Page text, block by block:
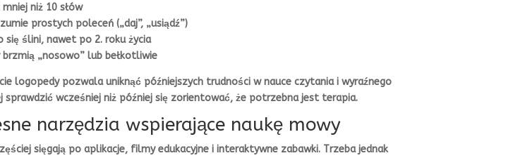
niż 10 słów
prostych poleceń („daj”, „usiądź”)
się ślini, nawet po 2. roku życia
brzmią „nosowo” lub bełkotliwie
logopedy pozwala uniknąć późniejszych trudności w nauce czytania i wyraźnego
sprawdzić wcześniej niż później się zorientować, że potrzebna jest terapia.
narzędzia wspierające naukę mowy
sięgają po aplikacje, filmy edukacyjne i interaktywne zabawki. Trzeba jednak